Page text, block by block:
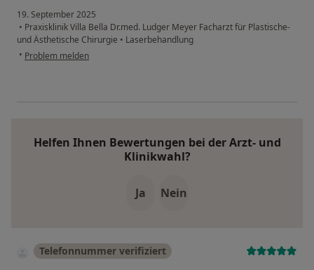
19. September 2025
• Praxisklinik Villa Bella Dr.med. Ludger Meyer Facharzt für Plastische-
und Ästhetische Chirurgie • Laserbehandlung
• Problem melden
Helfen Ihnen Bewertungen bei der Arzt- und
Klinikwahl?
Ja Nein
Telefonnummer verifiziert